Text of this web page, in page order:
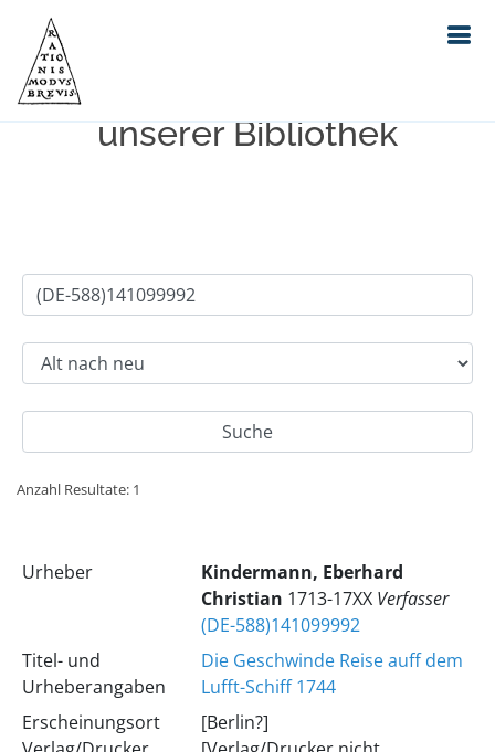
Einfache Suche im Bestand
unserer Bibliothek
Anzahl Resultate: 1
Urheber
Kindermann, Eberhard
Christian 1713-17XX Verfasser
(DE-588)141099992
Titel- und
Urheberangaben
Die Geschwinde Reise auff dem
Lufft-Schiff 1744
Erscheinungsort
[Berlin?]